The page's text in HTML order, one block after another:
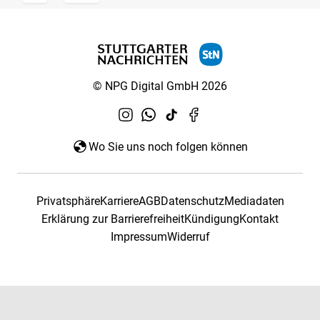
© NPG Digital GmbH 2026
Wo Sie uns noch folgen können
PrivatsphäreKarriereAGBDatenschutzMediadaten
Erklärung zur BarrierefreiheitKündigungKontakt
ImpressumWiderruf